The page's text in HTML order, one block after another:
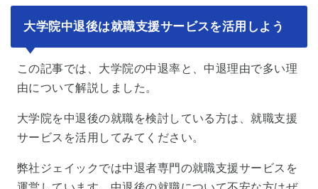
大学院中退後は就職支援サービスを活用しよう
この記事では、大学院の中退率と、中退理由で多い理
由について解説しました。
大学院を中退後の就職を検討している方は、就職支援
サービスを活用してみてください。
弊社ジェイックでは中退者専門の就職支援サービスを